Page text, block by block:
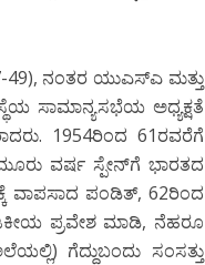
ನಂತರ ಯುಎಸ್‍ಎ ಮತ್ತು
ಸಾಮಾನ್ಯಸಭೆಯ ಅಧ್ಯಕ್ಷತೆ
1954ರಿಂದ 61ರವರೆಗೆ
ವರ್ಷ ಸ್ಪೇನ್‍ಗೆ ಭಾರತದ
ವಾಪಸಾದ ಪಂಡಿತ್, 62ರಿಂದ
ಪ್ರವೇಶ ಮಾಡಿ, ನೆಹರೂ
ಗೆದ್ದುಬಂದು ಸಂಸತ್ತು